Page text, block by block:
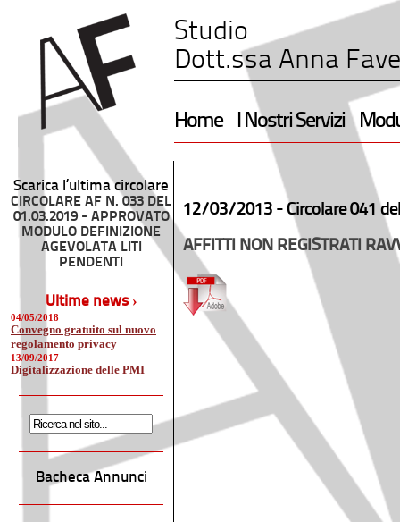
Studio
Dott.ssa Anna
Home I Nostri Servizi
Scarica l’ultima circolare
CIRCOLARE AF N. 033 DEL
01.03.2019 - APPROVATO
MODULO DEFINIZIONE
AGEVOLATA LITI
PENDENTI
Ultime news ›
04/05/2018
Convegno gratuito sul nuovo
regolamento privacy
13/09/2017
Digitalizzazione delle PMI
Bacheca Annunci
12/03/2013 - Circolare 041
AFFITTI NON REGISTRATI